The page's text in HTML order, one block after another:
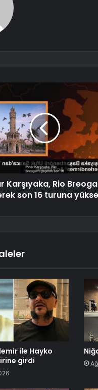
Karşıyaka, Rio
son 16 turuna
ile Hayko
girdi